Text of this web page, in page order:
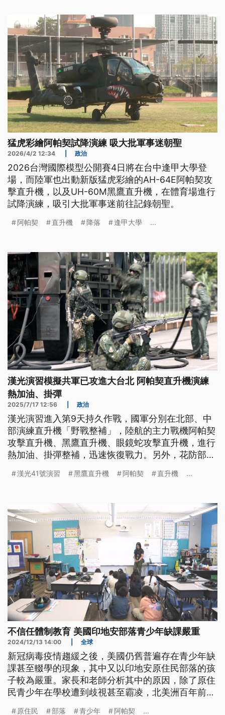
猛虎彩繪阿帕契試降演練 吸大批軍事迷朝聖
2026/4/2 12:34 政治
2026台灣國際模型公開賽4日將在台中逢甲大學登
場，而陸軍也出動新版猛虎彩繪的AH-64E阿帕契攻
擊直升機，以及UH-60M黑鷹直升機，在體育場進行
試降演練，吸引大批軍事迷前往記錄朝聖。
阿帕契 直升機 降落 逢甲大學 ...
漢光演習模擬共軍已攻進大台北 阿帕契直升機演練
熱加油、掛彈
2025/7/17 12:56 政治
漢光演習進入第9天持久作戰，國軍分別在北部、中
部演練直升機「野戰整補」，陸航的主力戰機阿帕契
攻擊直升機、黑鷹直升機、眼鏡蛇攻擊直升機，進行
熱加油、掛彈整補，迅速恢復戰力。另外，花防部演
奏。
漢光41號演習 黑鷹直升機 阿帕契 直升機 ...
不信任體制教育 美國印地安部落青少年缺課嚴重
2024/12/13 14:00 全球
新冠病毒疫情趨緩之後，美國仍舊普遍存在青少年缺
課甚至輟學的現象，其中又以印地安原住民部落的孩
子較為嚴重。家長和老師分析其中的原因，除了原住
民青少年在學校遭到歧視甚至霸凌，北美洲百年前的
原住民 部落 青少年 阿帕契 ...